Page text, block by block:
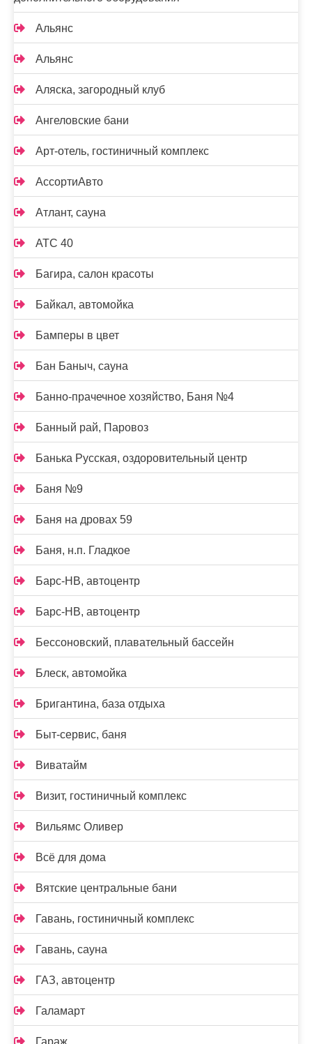
Альянс
Альянс
Аляска, загородный клуб
Ангеловские бани
Арт-отель, гостиничный комплекс
АссортиАвто
Атлант, сауна
АТС 40
Багира, салон красоты
Байкал, автомойка
Бамперы в цвет
Бан Баныч, сауна
Банно-прачечное хозяйство, Баня №4
Банный рай, Паровоз
Банька Русская, оздоровительный центр
Баня №9
Баня на дровах 59
Баня, н.п. Гладкое
Барс-НВ, автоцентр
Барс-НВ, автоцентр
Бессоновский, плавательный бассейн
Блеск, автомойка
Бригантина, база отдыха
Быт-сервис, баня
Виватайм
Визит, гостиничный комплекс
Вильямс Оливер
Всё для дома
Вятские центральные бани
Гавань, гостиничный комплекс
Гавань, сауна
ГАЗ, автоцентр
Галамарт